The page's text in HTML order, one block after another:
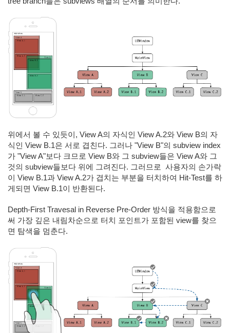
위에서 볼 수 있듯이, View A의 자식인 View A.2와 View B의 자
식인 View B.1은 서로 겹친다. 그러나 "View B"의 subview index
가 "View A"보다 크므로 View B와 그 subview들은 View A와 그
것의 subview들보다 위에 그려진다. 그러므로 사용자의 손가락
이 View B.1과 View A.2가 겹치는 부분을 터치하여 Hit-Test를 하
게되면 View B.1이 반환된다.
Depth-First Travesal in Reverse Pre-Order 방식을 적용함으로
써 가장 깊은 내림차순으로 터치 포인트가 포함된 view를 찾으
면 탐색을 멈춘다.